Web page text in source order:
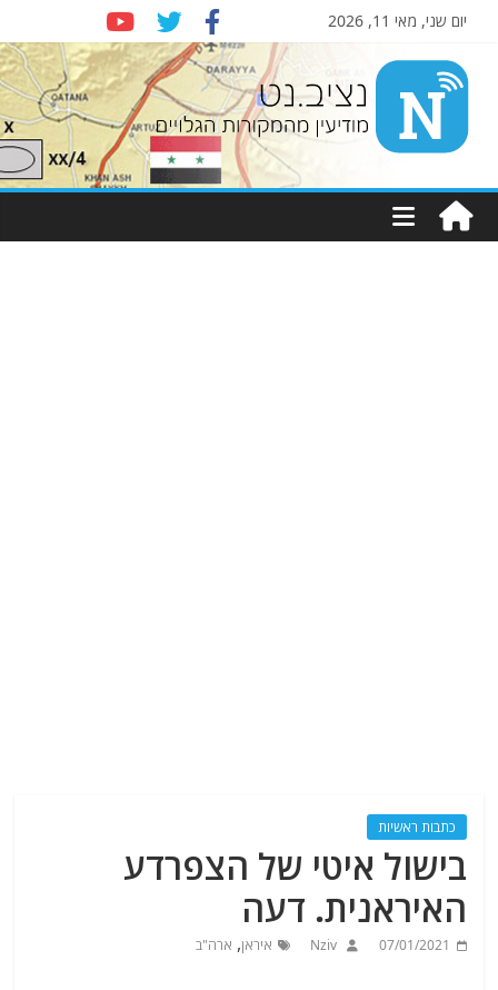
יום שני, מאי 11, 2026
Nziv.net
מודיעין
מהמקורות
כתבות ראשיות
בישול איטי של הצפרדע
האיראנית. דעה
07/01/2021
Nziv איראן, ארה"ב